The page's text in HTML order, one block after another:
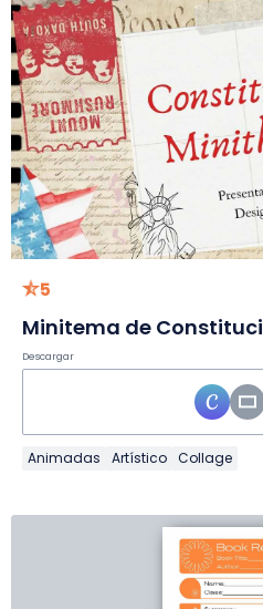
5
Descargar
Animadas Artístico Collage